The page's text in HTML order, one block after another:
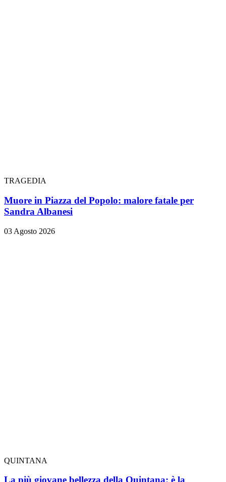
TRAGEDIA
Muore in Piazza del Popolo: malore fatale per
Sandra Albanesi
03 Agosto 2026
QUINTANA